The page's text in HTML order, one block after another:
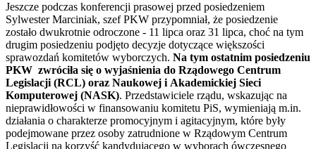
Jeszcze podczas konferencji prasowej przed posiedzeniem
Sylwester Marciniak, szef PKW przypomniał, że posiedzenie
zostało dwukrotnie odroczone - 11 lipca oraz 31 lipca, choć na tym
drugim posiedzeniu podjęto decyzje dotyczące większości
sprawozdań komitetów wyborczych. Na tym ostatnim posiedzeniu
PKW zwróciła się o wyjaśnienia do Rządowego Centrum
Legislacji (RCL) oraz Naukowej i Akademickiej Sieci
Komputerowej (NASK). Przedstawiciele rządu, wskazując na
nieprawidłowości w finansowaniu komitetu PiS, wymieniają m.in.
działania o charakterze promocyjnym i agitacyjnym, które były
podejmowane przez osoby zatrudnione w Rządowym Centrum
Legislacji na korzyść kandydującego w wyborach ówczesnego